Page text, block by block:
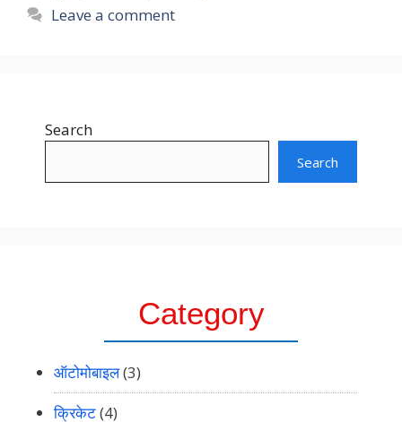
Leave a comment
Search
Search
Category
ऑटोमोबाइल(3)
क्रिकेट(4)